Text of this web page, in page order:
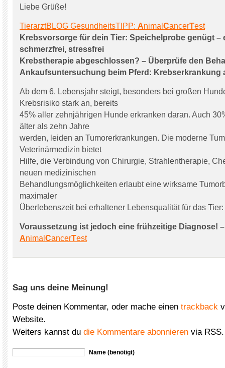
Liebe Grüße!
TierarztBLOG GesundheitsTIPP: Animal CancerTest
Krebsvorsorge für dein Tier: Speichelprobe genügt –
schmerzfrei, stressfrei
Krebstherapie abgeschlossen? – Überprüfe den
Ankaufsuntersuchung beim Pferd: Krebserkrankung
Ab dem 6. Lebensjahr steigt, besonders bei großen
Krebsrisiko stark an, bereits
45% aller zehnjährigen Hunde erkranken daran. Auch
älter als zehn Jahre
werden, leiden an Tumorerkrankungen. Die moderne
Veterinärmedizin bietet
Hilfe, die Verbindung von Chirurgie, Strahlentherapie,
neuen medizinischen
Behandlungsmöglichkeiten erlaubt eine wirksame
maximaler
Überlebenszeit bei erhaltener Lebensqualität für das Tier:
Voraussetzung ist jedoch eine frühzeitige Diagnose! –
Animal CancerTest
Sag uns deine Meinung!
Poste deinen Kommentar, oder mache einen trackback
Website.
Weiters kannst du die Kommentare abonnieren via RSS.
Name (benötigt)